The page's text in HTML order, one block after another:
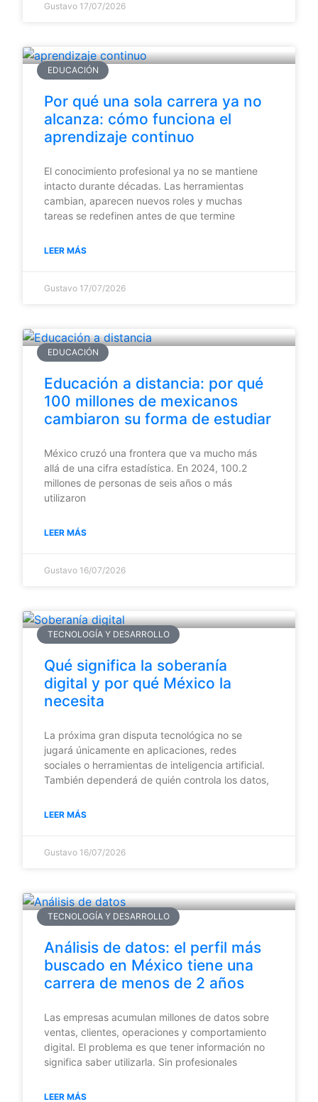
Gustavo 17/07/2026
EDUCACIÓN
Por qué una sola carrera ya no
alcanza: cómo funciona el
aprendizaje continuo
El conocimiento profesional ya no se mantiene
intacto durante décadas. Las herramientas
cambian, aparecen nuevos roles y muchas
tareas se redefinen antes de que termine
LEER MÁS
Gustavo 17/07/2026
EDUCACIÓN
Educación a distancia: por qué
100 millones de mexicanos
cambiaron su forma de estudiar
México cruzó una frontera que va mucho más
allá de una cifra estadística. En 2024, 100.2
millones de personas de seis años o más
utilizaron
LEER MÁS
Gustavo 16/07/2026
TECNOLOGÍA Y DESARROLLO
Qué significa la soberanía
digital y por qué México la
necesita
La próxima gran disputa tecnológica no se
jugará únicamente en aplicaciones, redes
sociales o herramientas de inteligencia artificial.
También dependerá de quién controla los datos,
LEER MÁS
Gustavo 16/07/2026
TECNOLOGÍA Y DESARROLLO
Análisis de datos: el perfil más
buscado en México tiene una
carrera de menos de 2 años
Las empresas acumulan millones de datos sobre
ventas, clientes, operaciones y comportamiento
digital. El problema es que tener información no
significa saber utilizarla. Sin profesionales
LEER MÁS